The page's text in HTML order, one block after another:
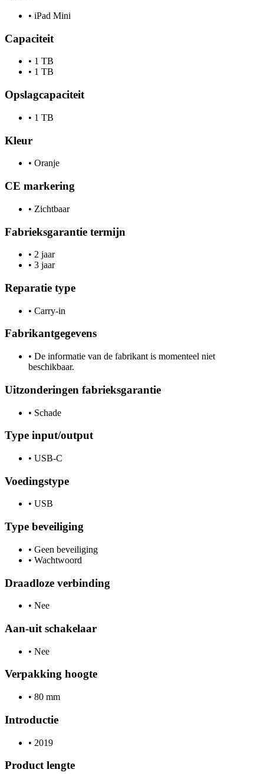
• iPad Mini
Capaciteit
• 1 TB
• 1 TB
Opslagcapaciteit
• 1 TB
Kleur
• Oranje
CE markering
• Zichtbaar
Fabrieksgarantie termijn
• 2 jaar
• 3 jaar
Reparatie type
• Carry-in
Fabrikantgegevens
• De informatie van de fabrikant is momenteel niet
beschikbaar.
Uitzonderingen fabrieksgarantie
• Schade
Type input/output
• USB-C
Voedingstype
• USB
Type beveiliging
• Geen beveiliging
• Wachtwoord
Draadloze verbinding
• Nee
Aan-uit schakelaar
• Nee
Verpakking hoogte
• 80 mm
Introductie
• 2019
Product lengte